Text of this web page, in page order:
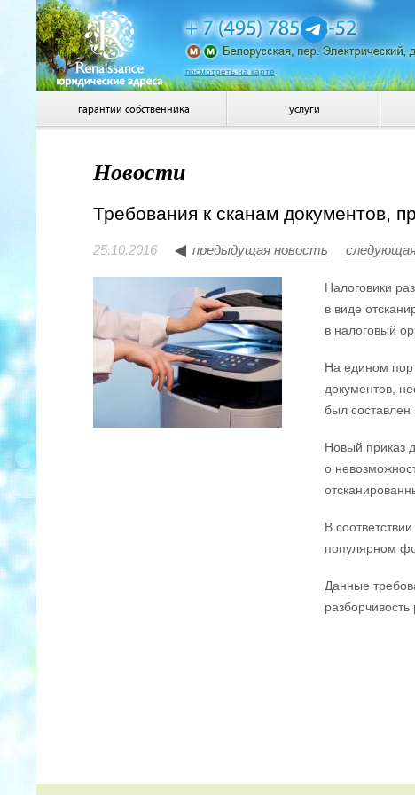
посмотреть на карте
гарантии собственника услуги
Новости
Требования к сканам документов,
25.10.2016 предыдущая новость
Налоговики
в виде
в налоговый
На едином
документов,
был
Новый приказ
о
В
популярном
Данные
разборчивость